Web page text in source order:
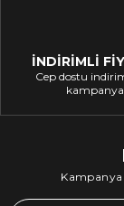
İNDİRİMLİ
Cep dostu